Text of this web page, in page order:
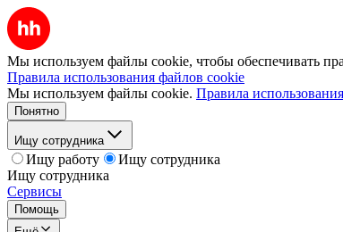
Мы используем файлы cookie, чтобы обеспечивать
Правила использования файлов cookie
Мы используем файлы cookie. Правила
Понятно
Ищу сотрудника
Ищу работу
Ищу сотрудника
Ищу сотрудника
Сервисы
Помощь